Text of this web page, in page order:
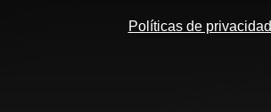
Políticas de privacidad